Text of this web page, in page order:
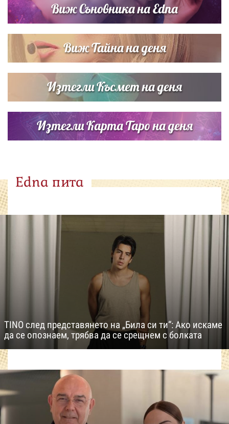
Виж Съновника на Edna
Виж Тайна на деня
Изтегли Късмет на деня
Изтегли Карта Таро на деня
Edna пита
TINO след представянето на „Била си ти“: Ако искаме
да се опознаем, трябва да се срещнем с болката